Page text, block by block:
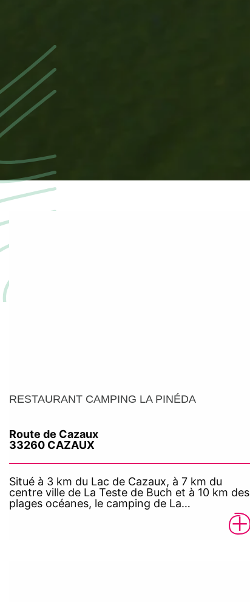
RESTAURANT CAMPING LA PINÉDA
Route de Cazaux
33260 CAZAUX
Situé à 3 km du Lac de Cazaux, à 7 km du
centre ville de La Teste de Buch et à 10 km des
plages océanes, le camping de La…